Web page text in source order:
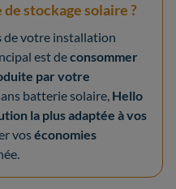
stockage solaire ?
de votre installation
est deconsommer
par votre
batterie solaire, Hello
la plus adaptée à vos
voséconomies